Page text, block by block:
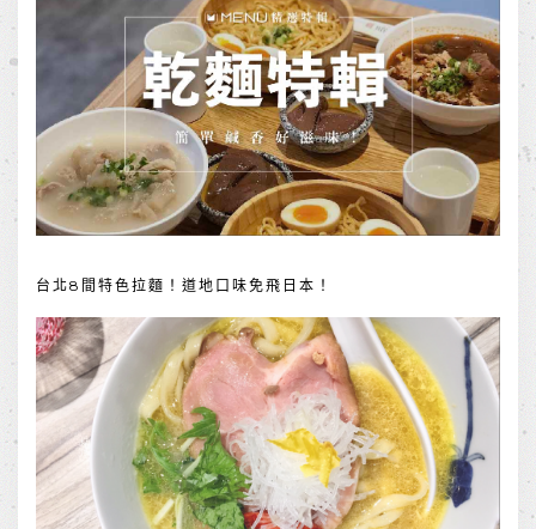
台北8間特色拉麵！道地口味免飛日本！